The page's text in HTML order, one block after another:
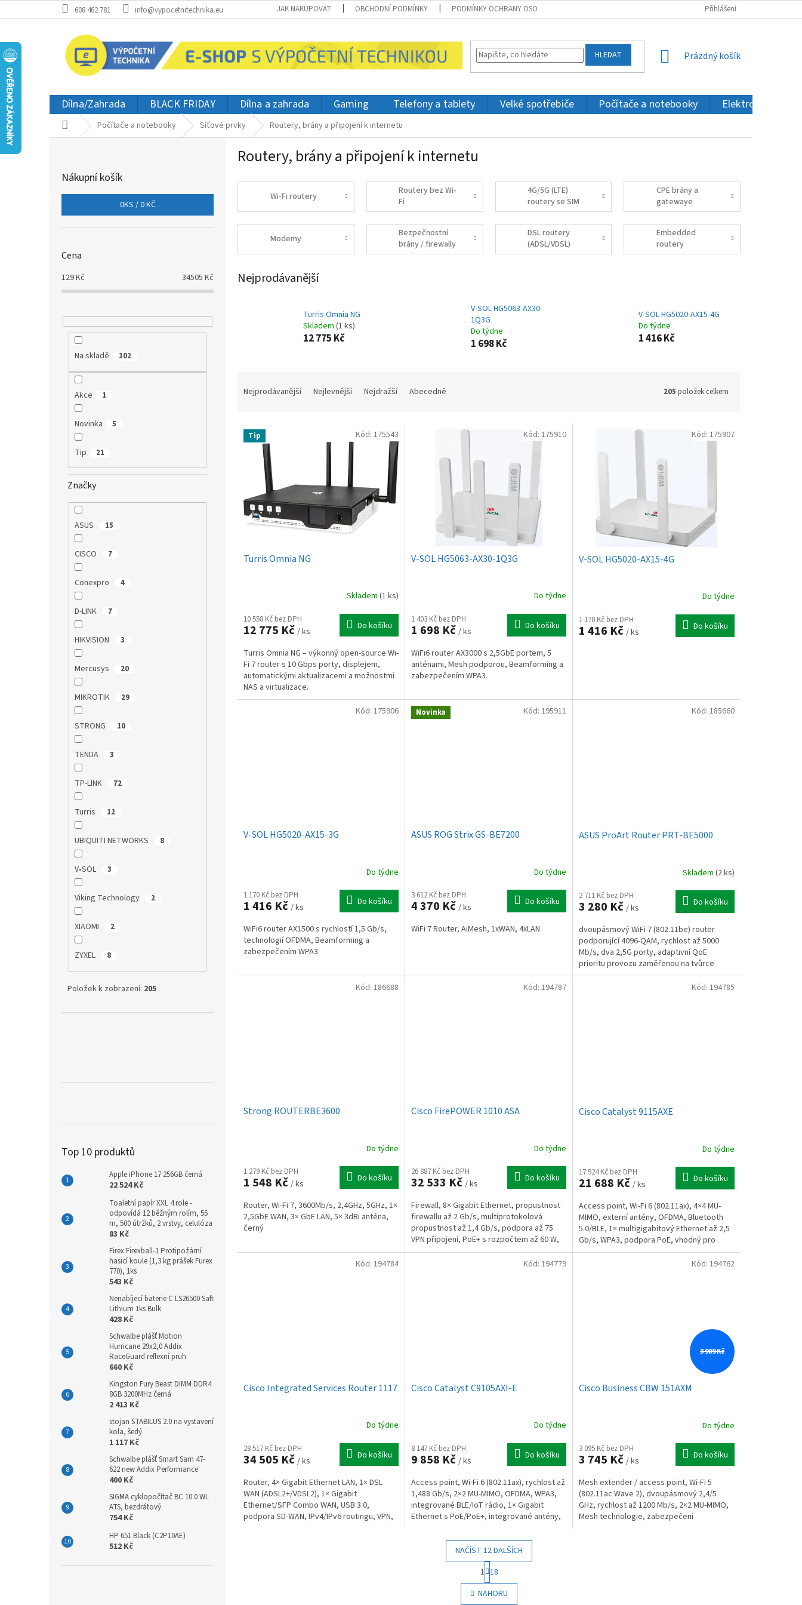
na
608 462 781 info@vypocetnitechnika.eu JAK NAKUPOVAT OBCHODNÍ PODMÍNKY PODMÍNKY OCHRANY OSOBNÍCH ÚDAJŮ Přihlášení
HLEDAT
NÁKUPNÍ
Prázdný košík
Dílna/Zahrada BLACK FRIDAY Dílna a zahrada Gaming Telefony a tablety Velké spotřebiče Počítače a notebooky Elektronika a IT
Domů Počítače a notebooky Síťové prvky Routery, brány a připojení k internetu
Nákupní košík
0KS /0 KČ
Cena
129Kč 34505 Kč
Na skladě 102
Akce 1
Novinka 5
Tip 21
Značky
ASUS 15
CISCO 7
Conexpro 4
D-LINK 7
HIKVISION 3
Mercusys 20
MIKROTIK 29
STRONG 10
TENDA 3
TP-LINK 72
Turris 12
UBIQUITI NETWORKS 8
V•SOL 3
Viking Technology 2
XIAOMI 2
ZYXEL 8
Položek k zobrazení: 205
Top 10 produktů
Apple iPhone 17 256GB černá
22 524 Kč
Toaletní papír XXL 4 role -
odpovídá 12 běžným rolím, 55
m, 500 útržků, 2 vrstvy, celulóza
83 Kč
Firex Firexball-1 Protipožární
hasicí koule (1,3 kg prášek Furex
770), 1ks
543 Kč
Nenabíjecí baterie C LS26500 Saft
Lithium 1ks Bulk
428 Kč
Schwalbe plášť Motion
Hurricane 29x2,0 Addix
RaceGuard reflexní pruh
660 Kč
Kingston Fury Beast DIMM DDR4
8GB 3200MHz černá
2 413 Kč
stojan STABILUS 2.0 na vystavení
kola, šedý
1 117 Kč
Schwalbe plášť Smart Sam 47-
622 new Addix Performance
400 Kč
SIGMA cyklopočítač BC 10.0 WL
ATS, bezdrátový
754 Kč
HP 651 Black (C2P10AE)
512 Kč
Routery, brány a připojení k internetu
Wi-Fi routery
Routery bez Wi-
Fi
4G/5G (LTE)
routery se SIM
CPE brány a
gatewaye
(domácí / ISP)
Modemy
Bezpečnostní
brány / firewally
DSL routery
(ADSL/VDSL)
Embedded
routery
(rozšiřitelné)
Nejprodávanější
Turris Omnia NG
Skladem (1 ks)
12 775 Kč
V-SOL HG5063-AX30-
1Q3G
Do týdne
1 698 Kč
V-SOL HG5020-AX15-4G
Do týdne
1 416 Kč
Nejprodávanější Nejlevnější Nejdražší Abecedně 205 položek celkem
Tip
Turris Omnia NG
Skladem (1 ks)
10 558 Kč bez DPH
12 775 Kč / ks Do košíku
Turris Omnia NG – výkonný open-source Wi-
Fi 7 router s 10 Gbps porty, displejem,
automatickými aktualizacemi a možnostmi
NAS a virtualizace.
Kód: 175543
V-SOL HG5063-AX30-1Q3G
Do týdne
1 403 Kč bez DPH
1 698 Kč / ks Do košíku
WiFi6 router AX3000 s 2,5GbE portem, 5
anténami, Mesh podporou, Beamforming a
zabezpečením WPA3.
Kód: 175910
V-SOL HG5020-AX15-4G
Do týdne
1 170 Kč bez DPH
1 416 Kč / ks Do košíku
Kód: 175907
V-SOL HG5020-AX15-3G
Do týdne
1 170 Kč bez DPH
1 416 Kč / ks Do košíku
WiFi6 router AX1500 s rychlostí 1,5 Gb/s,
technologií OFDMA, Beamforming a
zabezpečením WPA3.
Kód: 175906 Novinka
ASUS ROG Strix GS-BE7200
Do týdne
3 612 Kč bez DPH
4 370 Kč / ks Do košíku
WiFi 7 Router, AiMesh, 1xWAN, 4xLAN
Kód: 195911
ASUS ProArt Router PRT-BE5000
Skladem (2 ks)
2 711 Kč bez DPH
3 280 Kč / ks Do košíku
dvoupásmový WiFi 7 (802.11be) router
podporující 4096-QAM, rychlost až 5000
Mb/s, dva 2,5G porty, adaptivní QoE
prioritu provozu zaměřenou na tvůrce
Kód: 185660
Strong ROUTERBE3600
Do týdne
1 279 Kč bez DPH
1 548 Kč / ks Do košíku
Router, Wi-Fi 7, 3600Mb/s, 2,4GHz, 5GHz, 1×
2,5GbE WAN, 3× GbE LAN, 5× 3dBi anténa,
černý
Kód: 186688
Cisco FirePOWER 1010 ASA
Do týdne
26 887 Kč bez DPH
32 533 Kč / ks Do košíku
Firewall, 8× Gigabit Ethernet, propustnost
firewallu až 2 Gb/s, multiprotokolová
propustnost až 1,4 Gb/s, podpora až 75
VPN připojení, PoE+ s rozpočtem až 60 W,
200GB SSD,...
Kód: 194787
Cisco Catalyst 9115AXE
Do týdne
17 924 Kč bez DPH
21 688 Kč / ks Do košíku
Access point, Wi-Fi 6 (802.11ax), 4×4 MU-
MIMO, externí antény, OFDMA, Bluetooth
5.0/BLE, 1× multigigabitový Ethernet až 2,5
Gb/s, WPA3, podpora PoE, vhodný pro
prostředí s...
Kód: 194785
Cisco Integrated Services Router 1117
Do týdne
28 517 Kč bez DPH
34 505 Kč / ks Do košíku
Router, 4× Gigabit Ethernet LAN, 1× DSL
WAN (ADSL2+/VDSL2), 1× Gigabit
Ethernet/SFP Combo WAN, USB 3.0,
podpora SD-WAN, IPv4/IPv6 routingu, VPN,
Kód: 194784
Cisco Catalyst C9105AXI-E
Do týdne
8 147 Kč bez DPH
9 858 Kč / ks Do košíku
Access point, Wi-Fi 6 (802.11ax), rychlost až
1,488 Gb/s, 2×2 MU-MIMO, OFDMA, WPA3,
integrované BLE/IoT rádio, 1× Gigabit
Ethernet s PoE/PoE+, integrované antény,
Kód: 194779
3 989 Kč
Cisco Business CBW 151AXM
Do týdne
3 095 Kč bez DPH
3 745 Kč / ks Do košíku
Mesh extender / access point, Wi-Fi 5
(802.11ac Wave 2), dvoupásmový 2,4/5
GHz, rychlost až 1200 Mb/s, 2×2 MU-MIMO,
Mesh technologie, zabezpečení
Kód: 194762
O
v
l
NAČÍST 12 DALŠÍCH
S
t
r
á
1 18
NAHORU